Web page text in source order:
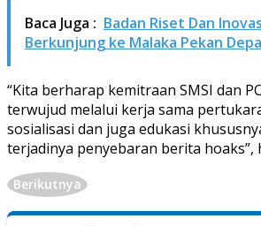
Baca Juga : Badan Riset Dan
Berkunjung ke Malaka Pekan
“Kita berharap kemitraan SMSI dan
terwujud melalui kerja sama
sosialisasi dan juga edukasi
terjadinya penyebaran berita hoaks”,
Berikutnya